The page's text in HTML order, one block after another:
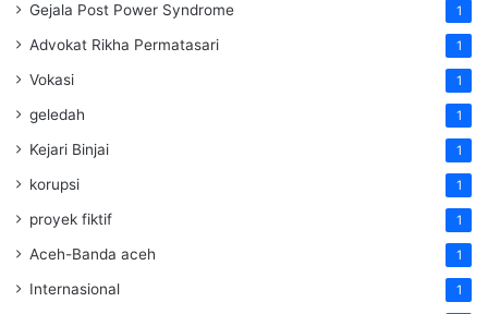
Gejala Post Power Syndrome 1
Advokat Rikha Permatasari 1
Vokasi 1
geledah 1
Kejari Binjai 1
korupsi 1
proyek fiktif 1
Aceh-Banda aceh 1
Internasional 1